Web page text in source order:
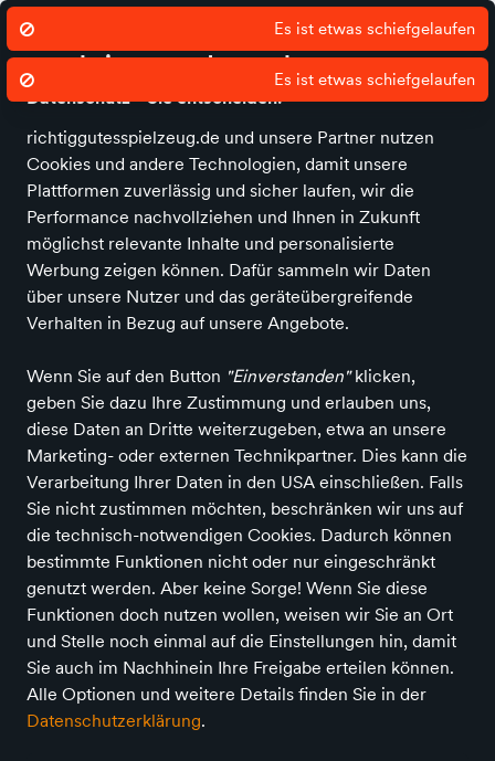
Wir nutzen Cookies um unsere Dienste
zu erbringen und zu verbessern.
Datenschutz - Sie entscheiden!
richtiggutesspielzeug.de und unsere Partner nutzen
Cookies und andere Technologien, damit unsere
Plattformen zuverlässig und sicher laufen, wir die
Performance nachvollziehen und Ihnen in Zukunft
möglichst relevante Inhalte und personalisierte
Werbung zeigen können. Dafür sammeln wir Daten
über unsere Nutzer und das geräteübergreifende
Verhalten in Bezug auf unsere Angebote.
Wenn Sie auf den Button "Einverstanden"klicken,
geben Sie dazu Ihre Zustimmung und erlauben uns,
diese Daten an Dritte weiterzugeben, etwa an unsere
Marketing- oder externen Technikpartner. Dies kann die
Verarbeitung Ihrer Daten in den USA einschließen. Falls
Sie nicht zustimmen möchten, beschränken wir uns auf
die technisch-notwendigen Cookies. Dadurch können
bestimmte Funktionen nicht oder nur eingeschränkt
genutzt werden. Aber keine Sorge! Wenn Sie diese
Funktionen doch nutzen wollen, weisen wir Sie an Ort
und Stelle noch einmal auf die Einstellungen hin, damit
Sie auch im Nachhinein Ihre Freigabe erteilen können.
Alle Optionen und weitere Details finden Sie in der
Datenschutzerklärung.
Alle Kategorien Neuheiten Angebote Spielen & Basteln
Yamba
ALLE FILTER
Suchbegriff Angebote
9 Produkte
Es ist etwas schiefgelaufen
Es ist etwas schiefgelaufen